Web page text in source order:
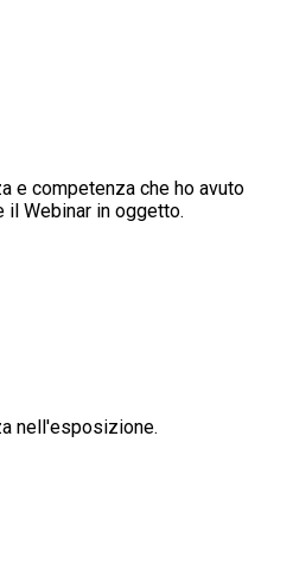
e competenza che ho avuto
il Webinar in oggetto.
nell'esposizione.